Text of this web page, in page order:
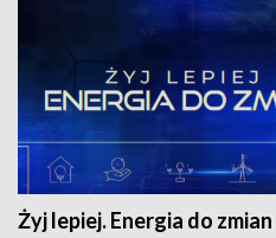
Żyj lepiej. Energia do zmian